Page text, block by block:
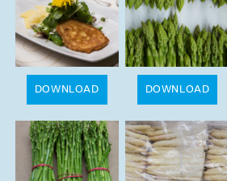
DOWNLOAD DOWNLOAD